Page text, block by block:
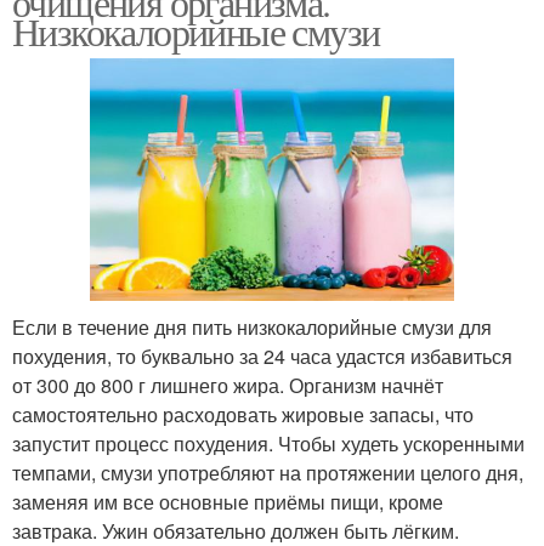
Низкокалорийные смузи
Если в течение дня пить низкокалорийные смузи для
похудения, то буквально за 24 часа удастся избавиться
от 300 до 800 г лишнего жира. Организм начнёт
самостоятельно расходовать жировые запасы, что
запустит процесс похудения. Чтобы худеть ускоренными
темпами, смузи употребляют на протяжении целого дня,
заменяя им все основные приёмы пищи, кроме
завтрака. Ужин обязательно должен быть лёгким.